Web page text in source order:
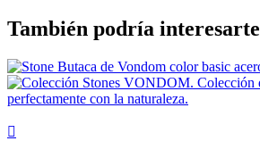
También podría interesarte
